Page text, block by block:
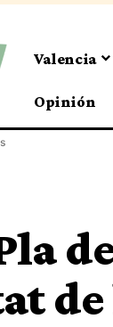
Valencia
Opinión
de